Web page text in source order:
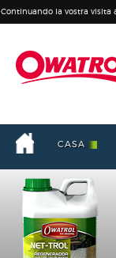
Continuando la vostra visita
CASA